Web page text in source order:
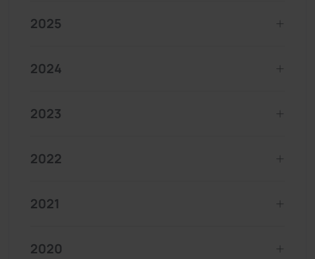
2025
2024
2023
2022
2021
2020